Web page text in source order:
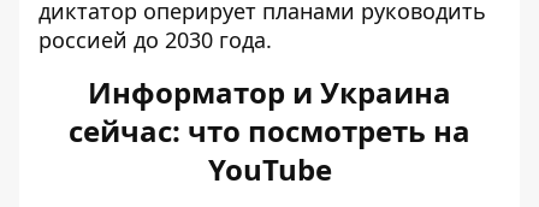
диктатор оперирует планами руководить
россией до 2030 года.
Информатор и Украина
сейчас: что посмотреть на
YouTube